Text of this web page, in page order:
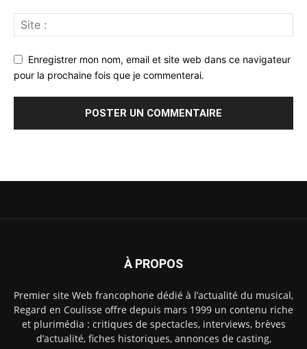
Enregistrer mon nom, email et site web dans ce navigateur
pour la prochaine fois que je commenterai.
À PROPOS
Premier site Web francophone dédié à l’actualité du musical,
Regard en Coulisse offre depuis mars 1999 un contenu riche
et plurimédia : critiques de spectacles, interviews, brèves
d’actualité, fiches historiques, annonces de casting,